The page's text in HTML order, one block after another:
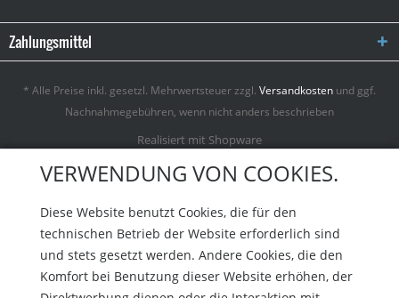
Zahlungsmittel
* Alle Preise inkl. gesetzl. Mehrwertsteuer zzgl. Versandkosten und ggf.
Nachnahmegebühren, wenn nicht anders beschrieben
Realisiert mit Shopware
VERWENDUNG VON COOKIES.
Diese Website benutzt Cookies, die für den
technischen Betrieb der Website erforderlich sind
und stets gesetzt werden. Andere Cookies, die den
Komfort bei Benutzung dieser Website erhöhen, der